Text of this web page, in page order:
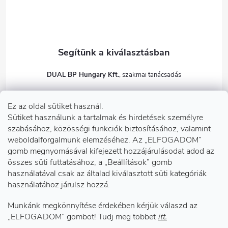
Ez az oldal sütiket használ.
Sütiket használunk a tartalmak és hirdetések személyre
szabásához, közösségi funkciók biztosításához, valamint
weboldalforgalmunk elemzéséhez. Az „ELFOGADOM”
gomb megnyomásával kifejezett hozzájárulásodat adod az
összes süti futtatásához, a „Beállítások” gomb
használatával csak az általad kiválasztott süti kategóriák
használatához járulsz hozzá.
Munkánk megkönnyítése érdekében kérjük válaszd az
„ELFOGADOM” gombot! Tudj meg többet itt.
Információk önnek
Telephelyeink
Facebook
DUAL BP Hungary Kft.
dualbp.hu